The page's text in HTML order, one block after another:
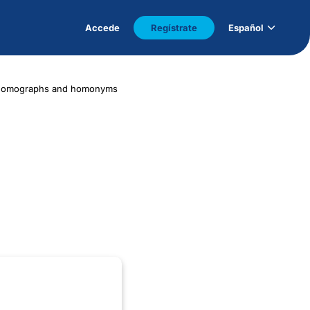
Accede Regístrate Español
and homonyms